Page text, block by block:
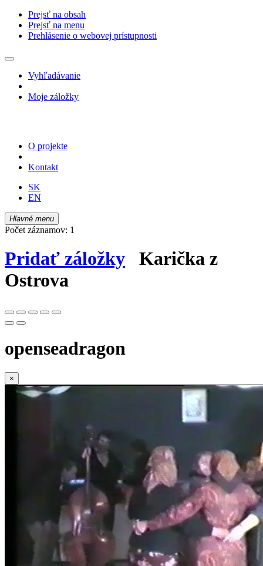
Prejsť na obsah
Prejsť na menu
Prehlásenie o webovej prístupnosti
Vyhľadávanie
Moje záložky
O projekte
Kontakt
SK
EN
Hlavné menu
Počet záznamov: 1
Pridať záložky Karička z
Ostrova
openseadragon
×